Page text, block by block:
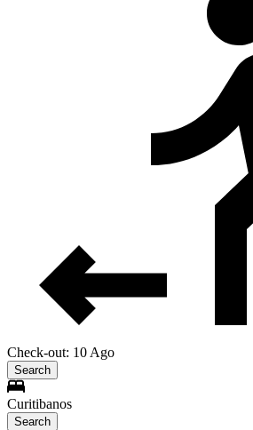
Check-out: 10 Ago
Search
Curitibanos
Search